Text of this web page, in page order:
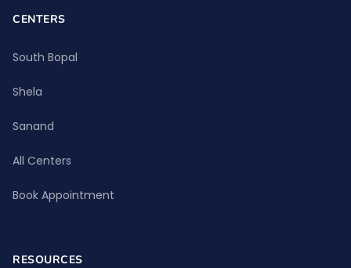
CENTERS
South Bopal
Shela
Sanand
All Centers
Book Appointment
RESOURCES